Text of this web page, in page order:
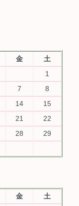
金
土
1
7
8
14
15
21
22
28
29
金
土